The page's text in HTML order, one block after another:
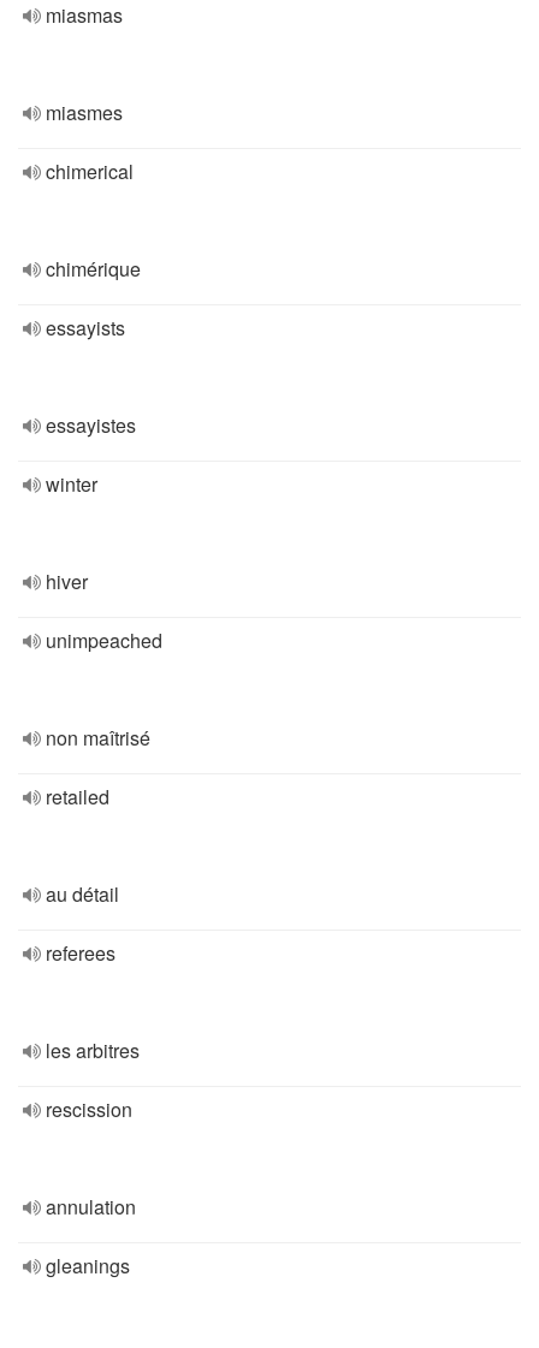
miasmas
miasmes
chimerical
chimérique
essayists
essayistes
winter
hiver
unimpeached
non maîtrisé
retailed
au détail
referees
les arbitres
rescission
annulation
gleanings